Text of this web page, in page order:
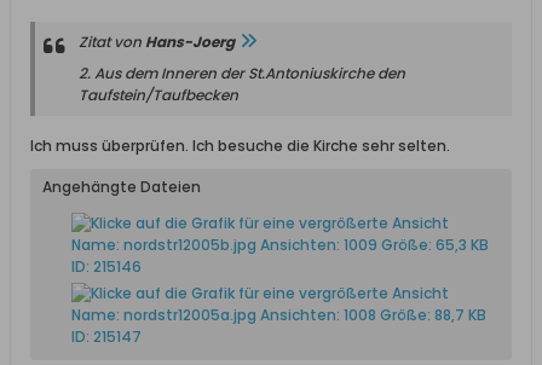
Zitat von Hans-Joerg
2. Aus dem Inneren der St.Antoniuskirche den
Taufstein/Taufbecken
Ich muss überprüfen. Ich besuche die Kirche sehr selten.
Angehängte Dateien